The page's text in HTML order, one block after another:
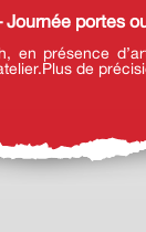
Journée portes
en présence
de